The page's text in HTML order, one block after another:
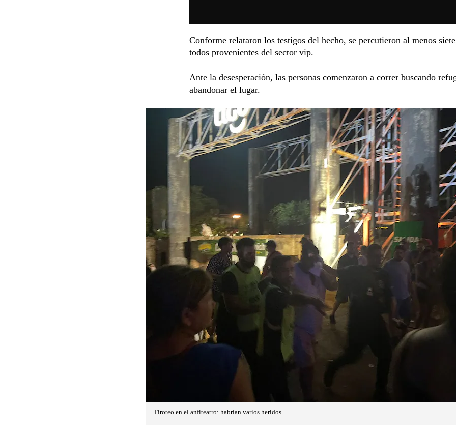
Conforme relataron los testigos del hecho, se percutieron al menos
todos provenientes del sector vip.
Ante la desesperación, las personas comenzaron a correr buscando
abandonar el lugar.
Tiroteo en el anfiteatro: habrían varios heridos.